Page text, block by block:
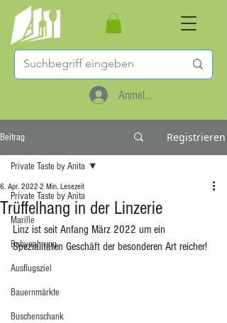
Anmelden
Beitrag Registrieren
Private Taste by Anita
Marille
Babynahrung
Ausflugsziel
Bauernmärkte
Buschenschank
Private Taste by Anita
Trüffelhang in der Linzerie
6. Apr. 2022 2 Min. Lesezeit
Linz ist seit Anfang März 2022 um ein
Spezialitäten Geschäft der besonderen Art reicher!